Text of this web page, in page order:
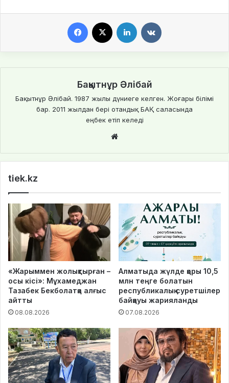
Бақытнұр Әлібай
Бақытнұр Әлібай. 1987 жылы дүниеге келген. Жоғары білімі
бар. 2011 жылдан бері отандық БАҚ саласында
еңбек етіп келеді
te
tiek.kz
«Жарыммен жолықтырған –
осы кісі»: Мұхамеджан
Тазабек Бекболатқа алғыс
айтты
08.08.2026
Алматыда жүлде қоры 10,5
млн теңге болатын
республикалық суретшілер
байқауы жарияланды
07.08.2026